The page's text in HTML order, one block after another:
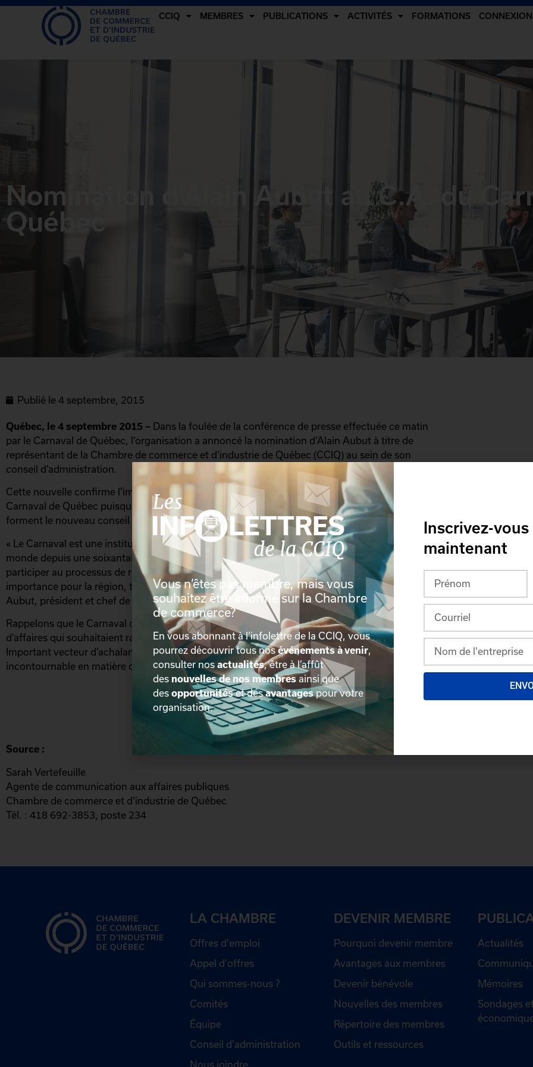
CCIQ MEMBRES PUBLICATIONS ACTIVITÉS FORMATIONS CONNEXION
Nomination d’Alain Aubut au C.A. du
Québec
Publié le 4 septembre, 2015
Québec, le 4 septembre 2015 – Dans la foulée de la conférence de presse effectuée ce matin
par le Carnaval de Québec, l’organisation a annoncé la nomination d’Alain Aubut à titre de
représentant de la Chambre de commerce et d’industrie de Québec (CCIQ) au sein de son
conseil d’administration.
Cette nouvelle confirme l’implication de la communauté d’affaires au plan de relance du
Carnaval de Québec puisque M. Aubut se joint à un groupe de gens d’affaires chevronnés qui
forment le nouveau conseil d’administration en place depuis quelques mois à peine.
« Le Carnaval est une institution régionale qui fait la renommée de la ville de Québec à travers le
monde depuis une soixantaine d’années. La Chambre est heureuse d’avoir l’opportunité
participer au processus de réflexion afin de soutenir cet événement attractif d’une très grande
importance pour la région, tant sur les plans économique que touristique », soutient Alain
Aubut, président et chef de la direction de la CCIQ.
Rappelons que le Carnaval de Québec a été créé il y a plus de 60 ans par un groupe de gens
d’affaires qui souhaitaient raviver le développement économique durant la saison froide.
Important vecteur d’achalandage touristique, l’événement est devenu au fil du temps un
incontournable en matière de tourisme hivernal.
-30-
Source :
Sarah Vertefeuille
Agente de communication aux affaires publiques
Chambre de commerce et d'industrie de Québec
Tél. : 418 692-3853, poste 234
LA CHAMBRE
Offres d'emploi
Appel d'offres
Qui sommes-nous ?
Comités
Équipe
Conseil d'administration
Nous joindre
DEVENIR MEMBRE
Pourquoi devenir membre
Avantages aux membres
Devenir bénévole
Nouvelles des membres
Répertoire des membres
Outils et ressources
Actualités
Mémoires
Sondages
Vous n’êtes pas membre, mais vous
souhaitez être informé sur la Chambre
de commerce?
En vous abonnant à l’infolettre de la CCIQ, vous
pourrez découvrir tous nosévénements à venir
consulter nosactualités, être à l’affût
des nouvelles de nos membresainsi que
des opportunitéset desavantagespour votre
organisation.
Inscrivez-vous
maintenant